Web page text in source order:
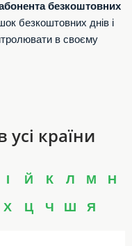
безкоштовних
безкоштовних днів і
в своєму
усі країни
І Й К Л М
Н
Х Ц Ч Ш Я